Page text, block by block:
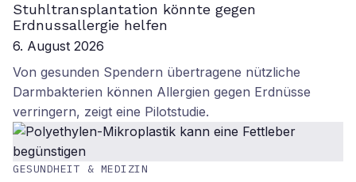
Stuhltransplantation könnte gegen
Erdnussallergie helfen
6. August 2026
Von gesunden Spendern übertragene nützliche
Darmbakterien können Allergien gegen Erdnüsse
verringern, zeigt eine Pilotstudie.
GESUNDHEIT & MEDIZIN